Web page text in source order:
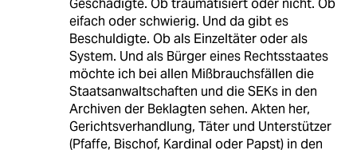
Geschädigte. Ob traumatisiert oder nicht. Ob
eifach oder schwierig. Und da gibt es
Beschuldigte. Ob als Einzeltäter oder als
System. Und als Bürger eines Rechtsstaates
möchte ich bei allen Mißbrauchsfällen die
Staatsanwaltschaften und die SEKs in den
Archiven der Beklagten sehen. Akten her,
Gerichtsverhandlung, Täter und Unterstützer
(Pfaffe, Bischof, Kardinal oder Papst) in den